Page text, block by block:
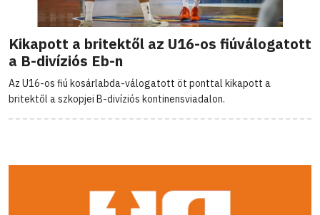
Kikapott a britektől az U16-os fiúválogatott
a B-divíziós Eb-n
Az U16-os fiú kosárlabda-válogatott öt ponttal kikapott a
britektől a szkopjei B-divíziós kontinensviadalon.